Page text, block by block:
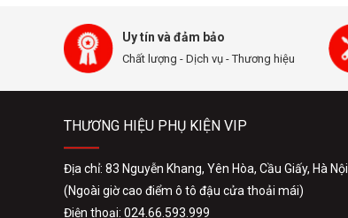
Uy tín và đảm bảo
Chất lượng - Dịch vụ - Thương hiệu
THƯƠNG HIỆU PHỤ KIỆN VIP
Địa chỉ: 83 Nguyễn Khang, Yên Hòa, Cầu Giấy, Hà Nội
(Ngoài giờ cao điểm ô tô đậu cửa thoải mái)
Điện thoại: 024.66.593.999